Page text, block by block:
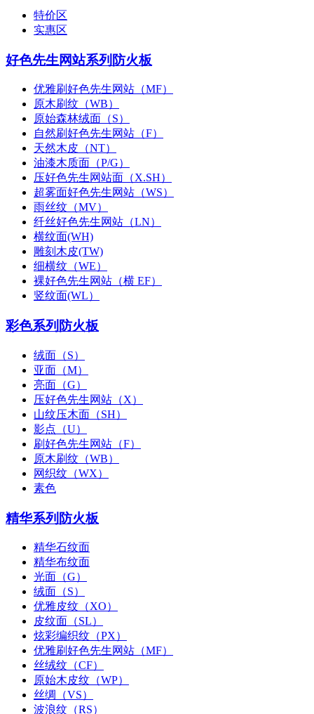
特价区
实惠区
好色先生网站系列防火板
优雅刷好色先生网站（MF）
原木刷纹（WB）
原始森林绒面（S）
自然刷好色先生网站（F）
天然木皮（NT）
油漆木质面（P/G）
压好色先生网站面（X.SH）
超雾面好色先生网站（WS）
雨丝纹（MV）
纤丝好色先生网站（LN）
横纹面(WH)
雕刻木皮(TW)
细横纹（WE）
裸好色先生网站（横 EF）
竖纹面(WL）
彩色系列防火板
绒面（S）
亚面（M）
亮面（G）
压好色先生网站（X）
山纹压木面（SH）
影点（U）
刷好色先生网站（F）
原木刷纹（WB）
网织纹（WX）
素色
精华系列防火板
精华石纹面
精华布纹面
光面（G）
绒面（S）
优雅皮纹（XO）
皮纹面（SL）
炫彩编织纹（PX）
优雅刷好色先生网站（MF）
丝绒纹（CF）
原始木皮纹（WP）
丝绸（VS）
波浪纹（RS）